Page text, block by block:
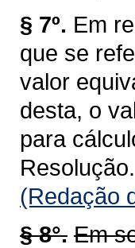
§ 7º. Em
que se
valor
desta, o
para
Resolução.
(Redação
§ 8°. Em